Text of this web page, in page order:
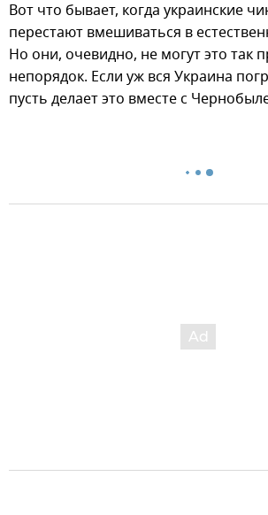
Вот что бывает, когда украинские
перестают вмешиваться в
Но они, очевидно, не могут это так
непорядок. Если уж вся Украина
пусть делает это вместе с